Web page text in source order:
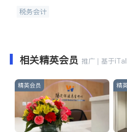
税务会计
相关精英会员 推广 | 基于
精英会员 精